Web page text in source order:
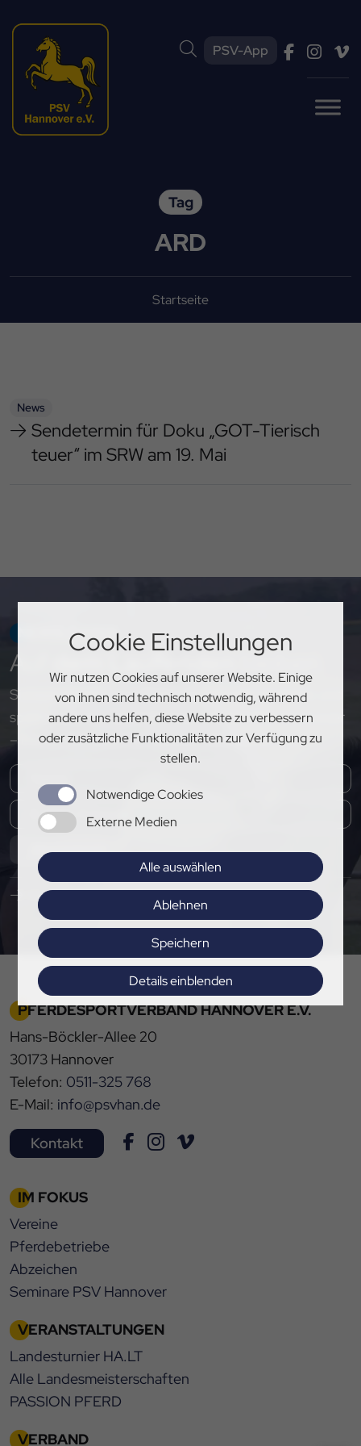
Cookie Einstellungen
Wir nutzen Cookies auf unserer Website. Einige
von ihnen sind technisch notwendig, während
andere uns helfen, diese Website zu verbessern
oder zusätzliche Funktionalitäten zur Verfügung zu
stellen.
Notwendige Cookies
Externe Medien
Alle auswählen
Ablehnen
Speichern
Details einblenden
Impressum|Datenschutz
PSV-App
Tag
ARD
Startseite
News
Sendetermin für Doku „GOT-Tierisch
teuer“ im SRW am 19. Mai
NEWSLETTER
Auf bleiben
Sichere dir exklusive Einblicke, aktuelle Updates und
spannende Neuigkeiten rund um den PSV Hannover
– melde dich jetzt für unseren Newsletter an!
Abonnieren
Hier Pressemitteilungen abonnieren
PFERDESPORTVERBAND HANNOVER E.V.
Hans-Böckler-Allee 20
30173 Hannover
Telefon: 0511-325 768
E-Mail: info@psvhan.de
Kontakt
IM FOKUS
Vereine
Pferdebetriebe
Abzeichen
Seminare PSV Hannover
VERANSTALTUNGEN
Landesturnier HA.LT
Alle Landesmeisterschaften
PASSION PFERD
VERBAND